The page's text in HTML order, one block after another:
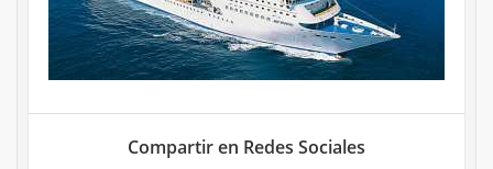
Compartir en Redes Sociales